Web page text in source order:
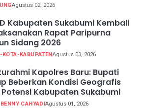
Agustus 02, 2026
Kabupaten Sukabumi Kembali
Rapat Paripurna
Sidang 2026
KABUPATEN Agustus 03, 2026
Kapolres Baru: Bupati
Beberkan Kondisi Geografis
Kabupaten Sukabumi
CAHYADIAgustus 01, 2026